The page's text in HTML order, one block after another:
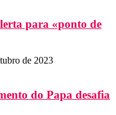
para «ponto de
de 2023
do Papa desafia